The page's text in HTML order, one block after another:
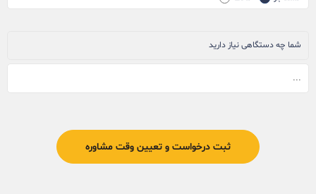
شما چه دستگاهی نیاز دارید